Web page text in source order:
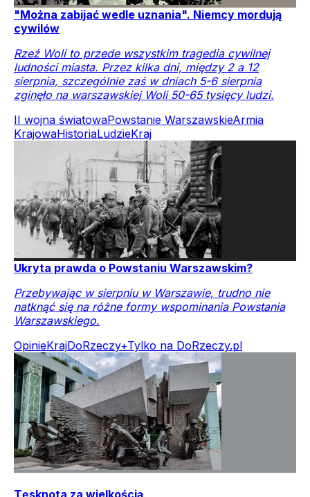
"Można zabijać wedle uznania". Niemcy mordują
cywilów
Rzeź Woli to przede wszystkim tragedia cywilnej
ludności miasta. Przez kilka dni, między 2 a 12
sierpnia, szczególnie zaś w dniach 5-6 sierpnia
zginęło na warszawskiej Woli 50-65 tysięcy ludzi.
II wojna światowaPowstanie WarszawskieArmia
KrajowaHistoriaLudzieKraj
Ukryta prawda o Powstaniu Warszawskim?
Przebywając w sierpniu w Warszawie, trudno nie
natknąć się na różne formy wspominania Powstania
Warszawskiego.
OpinieKrajDoRzeczy+Tylko na DoRzeczy.pl